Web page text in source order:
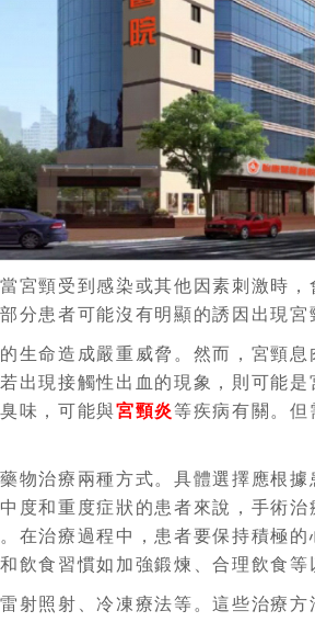
宮頸受到感染或其他因素刺激時
分患者可能沒有明顯的誘因出現宮
生命造成嚴重威脅。然而，宮頸
出現接觸性出血的現象，則可能
味，可能與宮頸炎等疾病有關。
物治療兩種方式。具體選擇應根
度和重度症狀的患者來說，手術
在治療過程中，患者要保持積極
飲食習慣如加強鍛煉、合理飲食等
射照射、冷凍療法等。這些治療